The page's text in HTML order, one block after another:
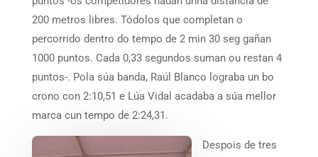
200 metros libres. Tódolos que completan o
percorrido dentro do tempo de 2 min 30 seg gañan
1000 puntos. Cada 0,33 segundos suman ou restan 4
puntos-. Pola súa banda, Raúl Blanco lograba un bo
crono con 2:10,51 e Lúa Vidal acadaba a súa mellor
marca cun tempo de 2:24,31.
Despois de tres